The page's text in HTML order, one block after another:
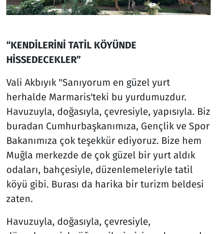
“KENDİLERİNİ TATİL KÖYÜNDE
HİSSEDECEKLER”
Vali Akbıyık "Sanıyorum en güzel yurt
herhalde Marmaris'teki bu yurdumuzdur.
Havuzuyla, doğasıyla, çevresiyle, yapısıyla. Biz
buradan Cumhurbaşkanımıza, Gençlik ve Spor
Bakanımıza çok teşekkür ediyoruz. Bize hem
Muğla merkezde de çok güzel bir yurt aldık
odaları, bahçesiyle, düzenlemeleriyle tatil
köyü gibi. Burası da harika bir turizm beldesi
zaten.
Havuzuyla, doğasıyla, çevresiyle,